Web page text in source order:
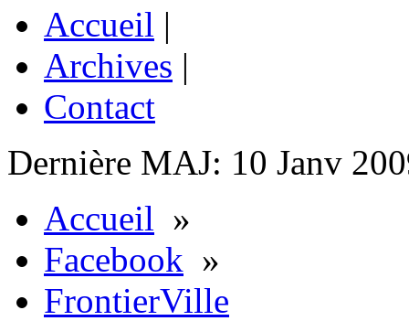
Accueil |
Archives |
Contact
Dernière MAJ: 10 Janv
Accueil »
Facebook »
FrontierVille